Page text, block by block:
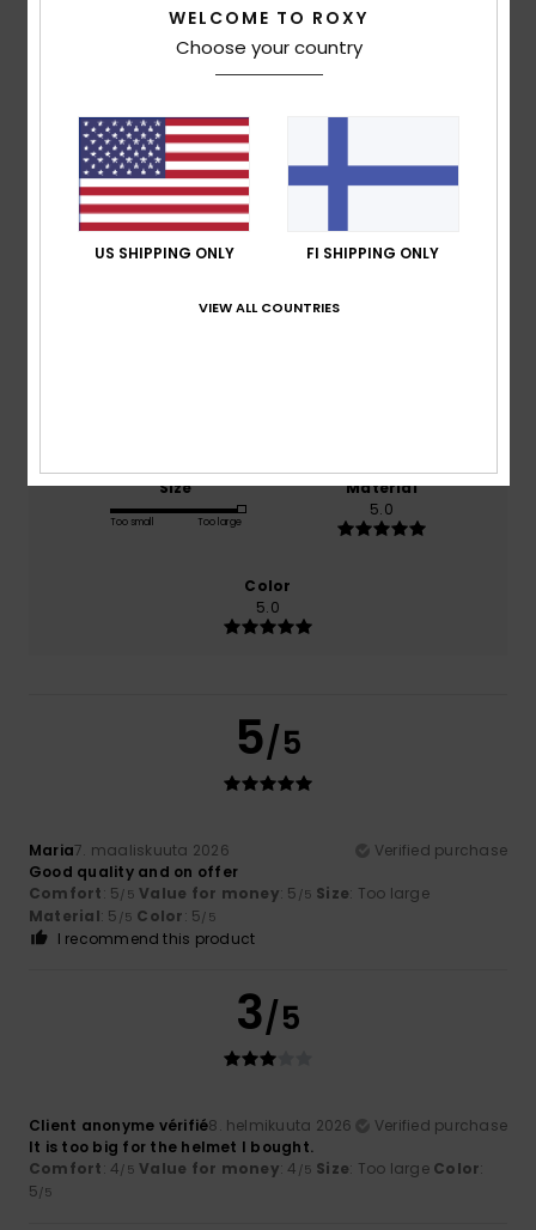
Customer Reviews
Average Score
4.0
2 verified reviewssince helmikuuta 2026
Size
Too small Too large
Material
5.0
Color
5.0
5/5
Maria7. maaliskuuta 2026
Verified purchase
Good quality and on offer
Comfort: 5/5 Value for money: 5 /5 Size: Too large
Material: 5 /5 Color: 5/5
I recommend this product
3/5
Client anonyme vérifié8. helmikuuta 2026
Verified purchase
It is too big for the helmet I bought.
Comfort: 4/5 Value for money: 4 /5 Size: Too large Color:
5/5
WELCOME TO ROXY
Choose your country
US SHIPPING ONLY FI SHIPPING ONLY
VIEW ALL COUNTRIES